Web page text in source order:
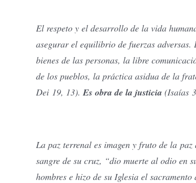
El respeto y el desarrollo de la vida
asegurar el equilibrio de fuerzas
bienes de las personas, la libre
de los pueblos, la práctica asidua de la
Dei 19, 13).Es obra de la justicia (Isaías
La paz terrenal es imagen y fruto de la
sangre de su cruz, “dio muerte al odio en
hombres e hizo de su Iglesia el